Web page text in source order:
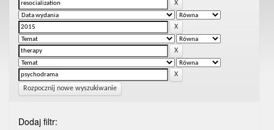
Rozpocznij nowe wyszukiwanie
Dodaj filtr: